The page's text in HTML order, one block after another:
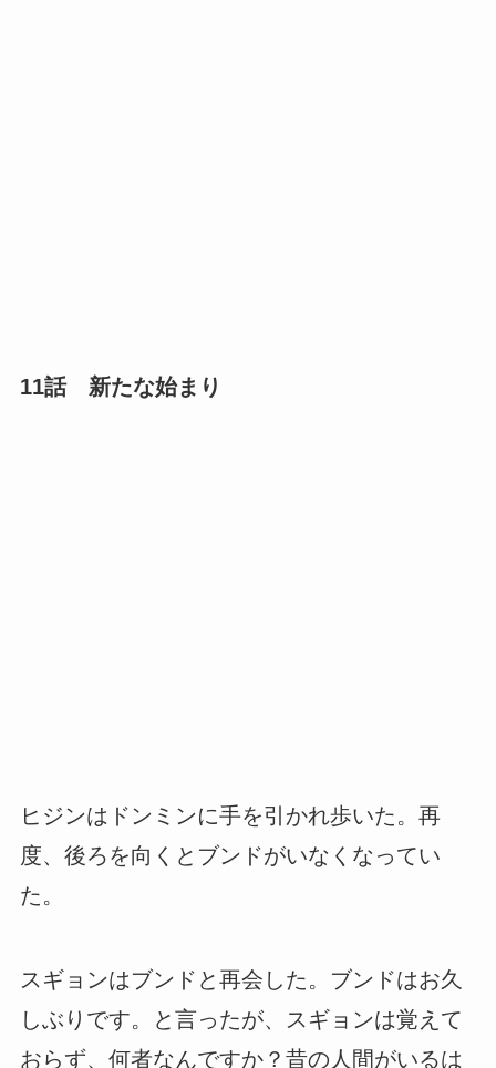
11話 新たな始まり
ヒジンはドンミンに手を引かれ歩いた。再
度、後ろを向くとブンドがいなくなってい
た。
スギョンはブンドと再会した。ブンドはお久
しぶりです。と言ったが、スギョンは覚えて
おらず、何者なんですか？昔の人間がいるは